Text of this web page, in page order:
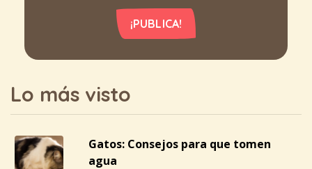
¡PUBLICA!
Lo más visto
Gatos: Consejos para que tomen
agua